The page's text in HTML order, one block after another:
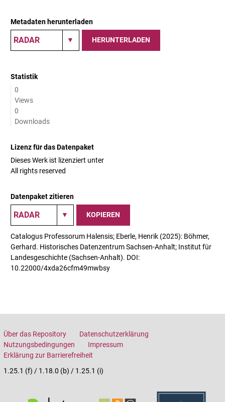
Metadaten herunterladen
HERUNTERLADEN
Statistik
0
Views
0
Downloads
Lizenz für das Datenpaket
Dieses Werk ist lizenziert unter
All rights reserved
Datenpaket zitieren
KOPIEREN
Catalogus Professorum Halensis; Eberle, Henrik (2025): Böhmer,
Gerhard. Historisches Datenzentrum Sachsen-Anhalt; Institut für
Landesgeschichte (Sachsen-Anhalt). DOI:
10.22000/4xda26cfm49mwbsy
Über das Repository
Datenschutzerklärung
Nutzungsbedingungen
Impressum
Erklärung zur Barrierefreiheit
1.25.1 (f) / 1.18.0 (b) / 1.25.1 (i)